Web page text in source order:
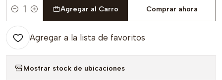
Cantidad
Agregar al Carro Comprar ahora
Agregar a la lista de favoritos
Mostrar stock de ubicaciones